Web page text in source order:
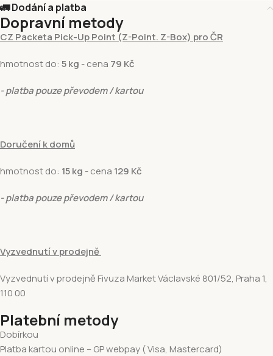
🚛 Dodání a platba
Dopravní metody
CZ Packeta Pick-Up Point (Z-Point. Z-Box) pro ČR
hmotnost do: 5 kg - cena 79 Kč
- platba pouze převodem / kartou
Doručení k domů
hmotnost do: 15 kg - cena 129 Kč
- platba pouze převodem / kartou
Vyzvednutí v prodejně
Vyzvednutí v prodejně Fivuza Market Václavské 801/52, Praha 1,
110 00
Platební metody
Dobírkou
Platba kartou online – GP webpay ( Visa, Mastercard)